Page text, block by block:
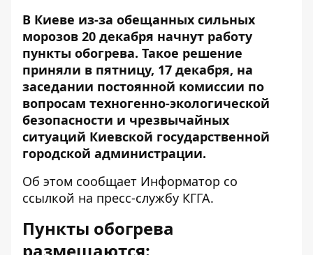
В Киеве из-за обещанных сильных
морозов 20 декабря начнут работу
пункты обогрева. Такое решение
приняли в пятницу, 17 декабря, на
заседании постоянной комиссии по
вопросам техногенно-экологической
безопасности и чрезвычайных
ситуаций Киевской государственной
городской администрации.
Об этом сообщает Информатор со
ссылкой на пресс-службу КГГА.
Пункты обогрева